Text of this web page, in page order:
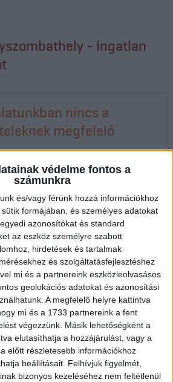
védelme fontos a
számunkra
és/vagy férünk hozzá információkhoz
formájában, és személyes adatokat
azonosítókat és standard
az eszköz személyre szabott
hirdetések és tartalmak
és szolgáltatásfejlesztéshez
mi és a partnereink eszközleolvasásos
geolokációs adatokat és azonosítási
A megfelelő helyre kattintva
mi és a 1733 partnereink a fent
végezzünk. Másik lehetőségként a
elutasíthatja a hozzájárulást, vagy a
előtt részletesebb információkhoz
beállításait. Felhívjuk figyelmét,
bizonyos kezeléséhez nem feltétlenül
- Ingatlan
nincs a
megfelelő
aki felkutatja az Ön
Ágnes Anikó
Hadházi úti Ingatlaniroda
ohingatlan